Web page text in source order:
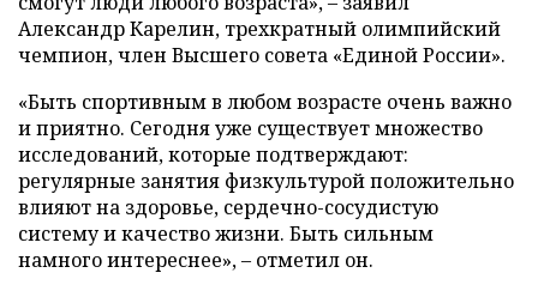
Александр Карелин, трехкратный олимпийский
чемпион, член Высшего совета «Единой России».
«Быть спортивным в любом возрасте очень важно
и приятно. Сегодня уже существует множество
исследований, которые подтверждают:
регулярные занятия физкультурой положительно
влияют на здоровье, сердечно-сосудистую
систему и качество жизни. Быть сильным
намного интереснее», – отметил он.